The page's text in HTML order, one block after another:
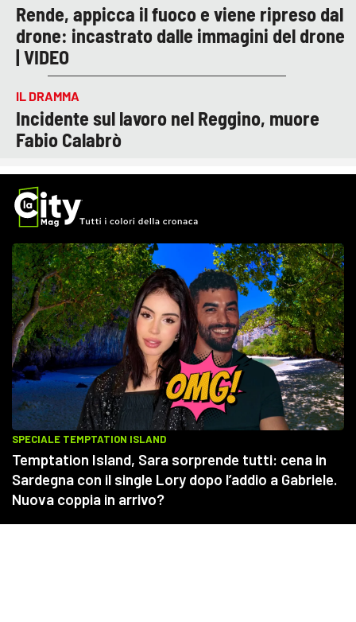
Rende, appicca il fuoco e viene ripreso dal
drone: incastrato dalle immagini del drone
| VIDEO
IL DRAMMA
Incidente sul lavoro nel Reggino, muore
Fabio Calabrò